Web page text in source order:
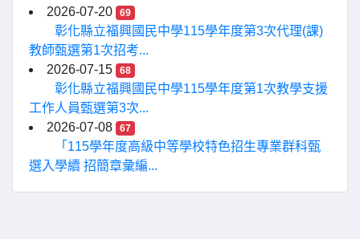
2026-07-20
69
彰化縣立福興國民中學115學年度第3次代理(課)
教師甄選第1次招考...
2026-07-15
68
彰化縣立福興國民中學115學年度第1次教學支援
工作人員甄選第3次...
2026-07-08
67
「115學年度高級中等學校特色招生專業群科甄
選入學續 招簡章彙編...